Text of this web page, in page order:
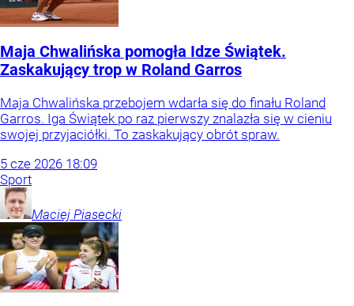
Maja Chwalińska pomogła Idze Świątek.
Zaskakujący trop w Roland Garros
Maja Chwalińska przebojem wdarła się do finału Roland
Garros. Iga Świątek po raz pierwszy znalazła się w cieniu
swojej przyjaciółki. To zaskakujący obrót spraw.
5 cze 2026 18:09
Sport
Maciej Piasecki